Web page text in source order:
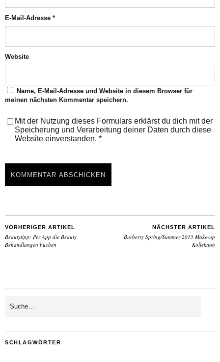
E-Mail-Adresse *
Website
Name, E-Mail-Adresse und Website in diesem Browser für
meinen nächsten Kommentar speichern.
Mit der Nutzung dieses Formulars erklärst du dich mit der
Speicherung und Verarbeitung deiner Daten durch diese
Website einverstanden. *
VORHERIGER ARTIKEL
Beautytipp: Per App die Beauty
Behandlungen buchen
NÄCHSTER ARTIKEL
Burberry Spring/Summer 2015 Make-up
Kollektion
SCHLAGWÖRTER